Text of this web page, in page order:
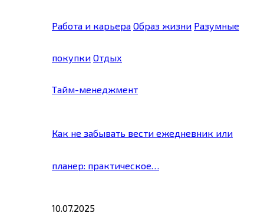
Работа и карьера Образ жизни Разумные
покупки Отдых
Тайм-менеджмент
Как не забывать вести ежедневник или
планер: практическое…
10.07.2025